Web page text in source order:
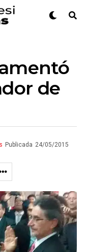
de
Publicada 24/05/2015